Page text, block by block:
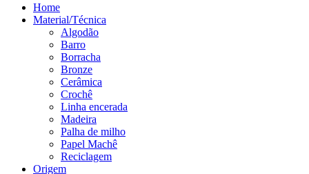
Home
Material/Técnica
Algodão
Barro
Borracha
Bronze
Cerâmica
Crochê
Linha encerada
Madeira
Palha de milho
Papel Machê
Reciclagem
Origem